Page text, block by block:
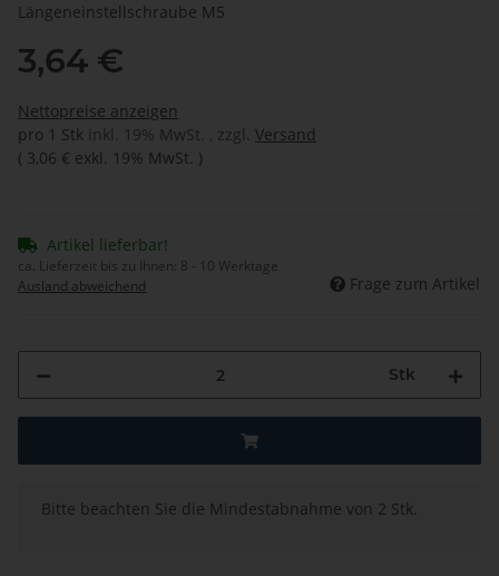
Längeneinstellschraube M5
3,64 €
Nettopreise anzeigen
pro 1 Stk inkl. 19% MwSt. , zzgl. Versand
( 3,06 € exkl. 19% MwSt. )
Artikel lieferbar!
ca. Lieferzeit bis zu Ihnen: 8 - 10 Werktage
Ausland abweichend
Frage zum Artikel
Stk
xBitte beachten Sie die Mindestabnahme von 2 Stk.